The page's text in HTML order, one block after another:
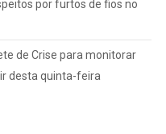
por furtos de fios no
de Crise para monitorar
desta quinta-feira